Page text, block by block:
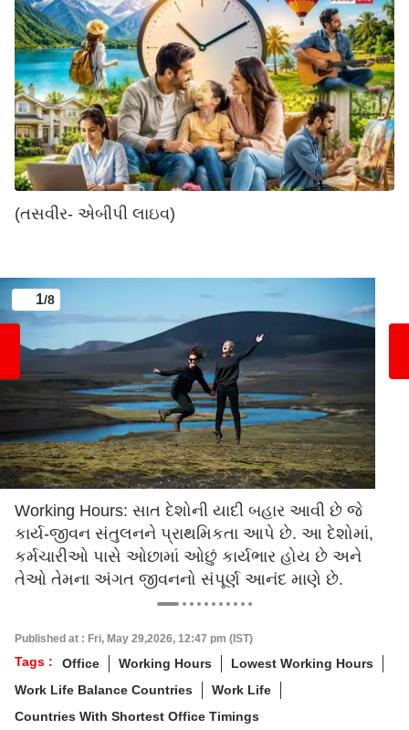
(તસવીર- એબીપી લાઇવ)
1/8
Working Hours: સાત દેશોની યાદી બહાર આવી છે જે
કાર્ય-જીવન સંતુલનને પ્રાથમિકતા આપે છે. આ દેશોમાં,
કર્મચારીઓ પાસે ઓછામાં ઓછું કાર્યભાર હોય છે અને
તેઓ તેમના અંગત જીવનનો સંપૂર્ણ આનંદ માણે છે.
Published at : Fri, May 29,2026, 12:47 pm (IST)
Tags : Office Working Hours
Lowest Working Hours
Work Life Balance Countries
Work Life
Countries With Shortest Office Timings